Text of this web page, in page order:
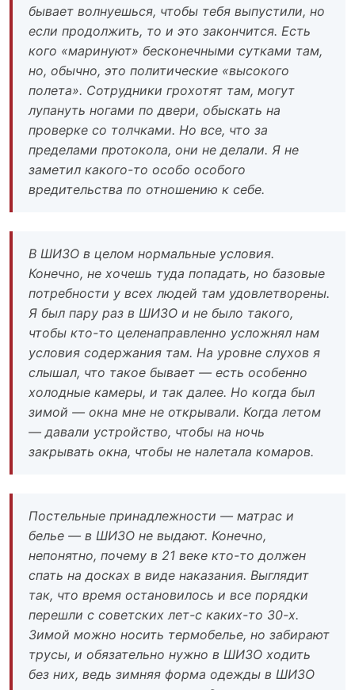
бывает волнуешься, чтобы тебя выпустили, но
если продолжить, то и это закончится. Есть
кого «маринуют» бесконечными сутками там,
но, обычно, это политические «высокого
полета». Сотрудники грохотят там, могут
лупануть ногами по двери, обыскать на
проверке со толчками. Но все, что за
пределами протокола, они не делали. Я не
заметил какого-то особо особого
вредительства по отношению к себе.
В ШИЗО в целом нормальные условия.
Конечно, не хочешь туда попадать, но базовые
потребности у всех людей там удовлетворены.
Я был пару раз в ШИЗО и не было такого,
чтобы кто-то целенаправленно усложнял нам
условия содержания там. На уровне слухов я
слышал, что такое бывает — есть особенно
холодные камеры, и так далее. Но когда был
зимой — окна мне не открывали. Когда летом
— давали устройство, чтобы на ночь
закрывать окна, чтобы не налетала комаров.
Постельные принадлежности — матрас и
белье — в ШИЗО не выдают. Конечно,
непонятно, почему в 21 веке кто-то должен
спать на досках в виде наказания. Выглядит
так, что время остановилось и все порядки
перешли с советских лет-с каких-то 30-х.
Зимой можно носить термобелье, но забирают
трусы, и обязательно нужно в ШИЗО ходить
без них, ведь зимняя форма одежды в ШИЗО